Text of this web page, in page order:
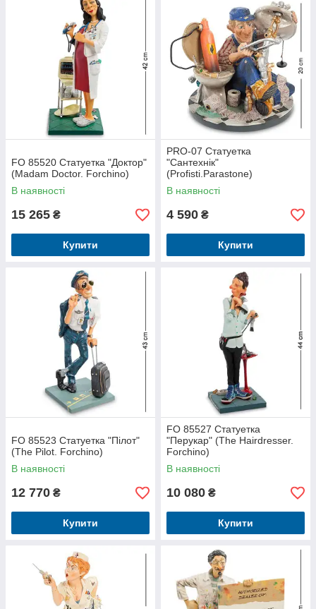
FO 85520 Статуетка "Доктор"
(Madam Doctor. Forchino)
В наявності
15 265 ₴
Купити
PRO-07 Статуетка
"Сантехнік"
(Profisti.Parastone)
В наявності
4 590 ₴
Купити
FO 85523 Статуетка "Пілот"
(The Pilot. Forchino)
В наявності
12 770 ₴
Купити
FO 85527 Статуетка
"Перукар" (The Hairdresser.
Forchino)
В наявності
10 080 ₴
Купити